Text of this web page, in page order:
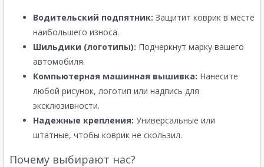
Водительский подпятник: Защитит коврик в месте
наибольшего износа.
Шильдики (логотипы): Подчеркнут марку вашего
автомобиля.
Компьютерная машинная вышивка: Нанесите
любой рисунок, логотип или надпись для
эксклюзивности.
Надежные крепления: Универсальные или
штатные, чтобы коврик не скользил.
Почему выбирают нас?